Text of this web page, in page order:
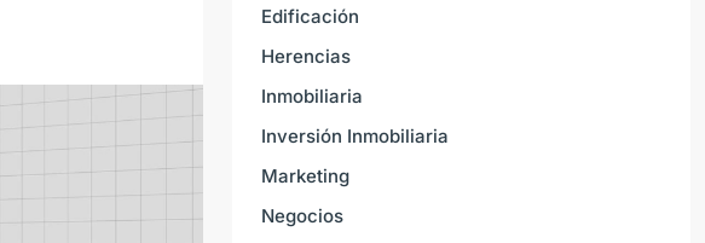
Edificación
Herencias
Inmobiliaria
Inversión Inmobiliaria
Marketing
Negocios